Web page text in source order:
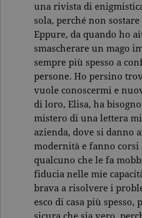
una rivista di
sola, perché non
Eppure, da quando ho
smascherare un mago
sempre più spesso a
persone. Ho persino
vuole conoscermi e
di loro, Elisa, ha
mistero di una lettera
azienda, dove si danno
modernità e fanno corsi
qualcuno che le fa
fiducia nelle mie
brava a risolvere i
esco di casa più